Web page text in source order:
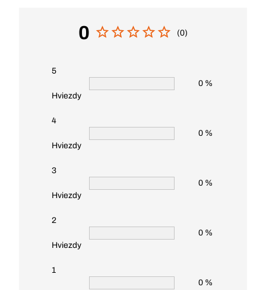
0 (0)
5
Hviezdy
0 %
4
Hviezdy
0 %
3
Hviezdy
0 %
2
Hviezdy
0 %
1
0 %